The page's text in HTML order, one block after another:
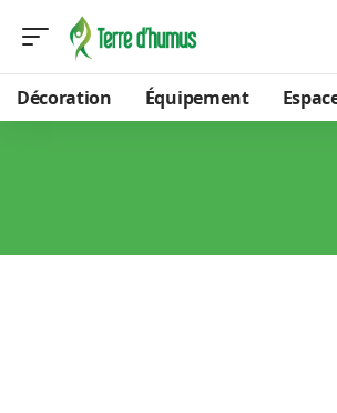
Décoration Équipement